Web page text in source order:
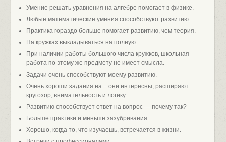
Умение решать уравнения на алгебре помогает в физике.
Любые математические умения способствуют развитию.
Практика гораздо больше помогает развитию, чем теория.
На кружках выкладываться на полную.
При наличии работы большого числа кружков, школьная
работа по этому же предмету не имеет смысла.
Задачи очень способствуют моему развитию.
Очень хороши задания на + они интересны, расширяют
кругозор, внимательность и логику.
Развитию способствует ответ на вопрос — почему так?
Больше практики и меньше зазубривания.
Хорошо, когда то, что изучаешь, встречается в жизни.